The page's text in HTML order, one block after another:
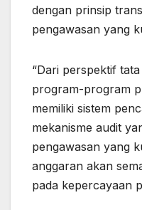
dengan prinsip
pengawasan yang
“Dari perspektif
program-program
memiliki sistem
mekanisme audit
pengawasan yang
anggaran akan
pada kepercayaan